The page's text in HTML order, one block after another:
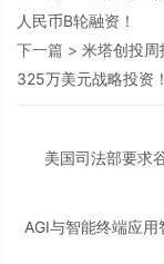
人民币B轮融资！
下一篇 > 米塔创投
325万美元战略投资！
美国司法部要求
AGI与智能终端应用